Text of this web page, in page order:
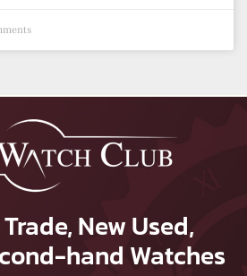
New Used,
hand Watches